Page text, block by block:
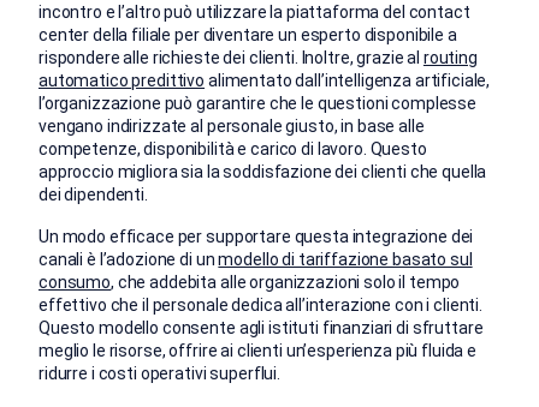
incontro e l’altro può utilizzare la piattaforma del contact
center della filiale per diventare un esperto disponibile a
rispondere alle richieste dei clienti. Inoltre, grazie al routing
automatico predittivo alimentato dall’intelligenza artificiale,
l’organizzazione può garantire che le questioni complesse
vengano indirizzate al personale giusto, in base alle
competenze, disponibilità e carico di lavoro. Questo
approccio migliora sia la soddisfazione dei clienti che quella
dei dipendenti.
Un modo efficace per supportare questa integrazione dei
canali è l’adozione di unmodello di tariffazione basato sul
consumo, che addebita alle organizzazioni solo il tempo
effettivo che il personale dedica all’interazione con i clienti.
Questo modello consente agli istituti finanziari di sfruttare
meglio le risorse, offrire ai clienti un’esperienza più fluida e
ridurre i costi operativi superflui.